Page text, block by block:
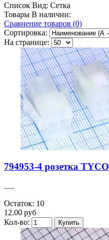
Список Вид: Сетка
Товары В наличии:
Сравнение товаров (0)
Сортировка:
На странице:
794953-4 розетка TYCO
.....
Остаток: 10
12.00 руб
Кол-во: